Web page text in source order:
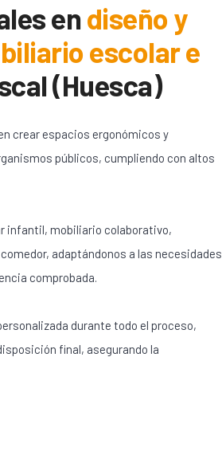
endiseño y
escolar e
(Huesca)
crear espacios ergonómicos y
públicos, cumpliendo con altos
infantil, mobiliario colaborativo,
adaptándonos a las necesidades
comprobada.
durante todo el proceso,
final, asegurando la